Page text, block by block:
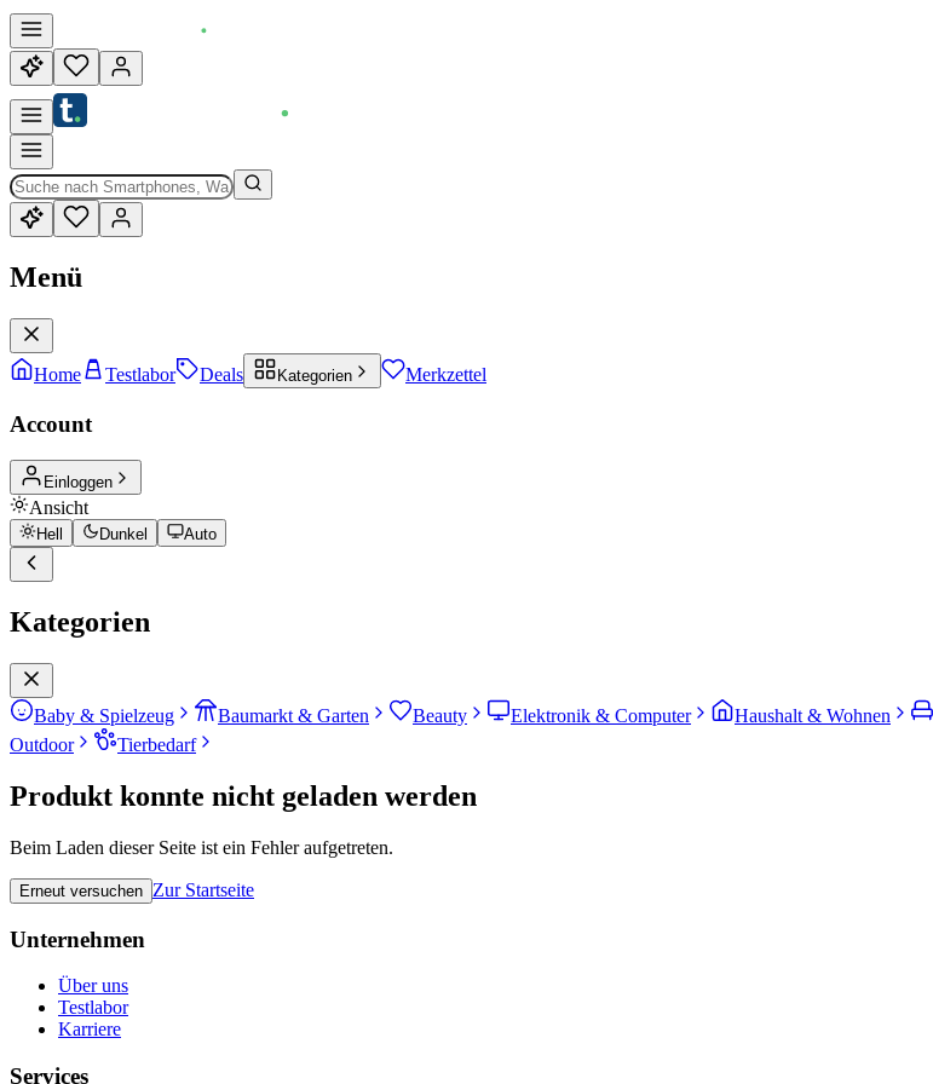
Menü
Home Testlabor Deals Kategorien Merkzettel
Account
Einloggen
Ansicht
Hell Dunkel Auto
Kategorien
Baby & Spielzeug Baumarkt & Garten Beauty Elektronik & Computer Haushalt & Wohnen
Outdoor
Tierbedarf
Produkt konnte nicht geladen werden
Beim Laden dieser Seite ist ein Fehler aufgetreten.
Erneut versuchen Zur Startseite
Unternehmen
Über uns
Testlabor
Karriere
Services